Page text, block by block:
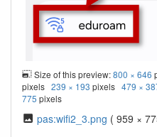
Size of this preview:800 × 646
pixels 239 × 193 pixels 479 ×
775 pixels
pas:wifi2_3.png ( 959 ×